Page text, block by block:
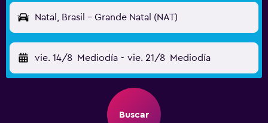
Natal, Brasil - Grande Natal (NAT)
vie. 14/8 Mediodía - vie. 21/8 Mediodía
Buscar